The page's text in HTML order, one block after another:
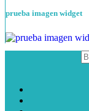
prueba imagen widget